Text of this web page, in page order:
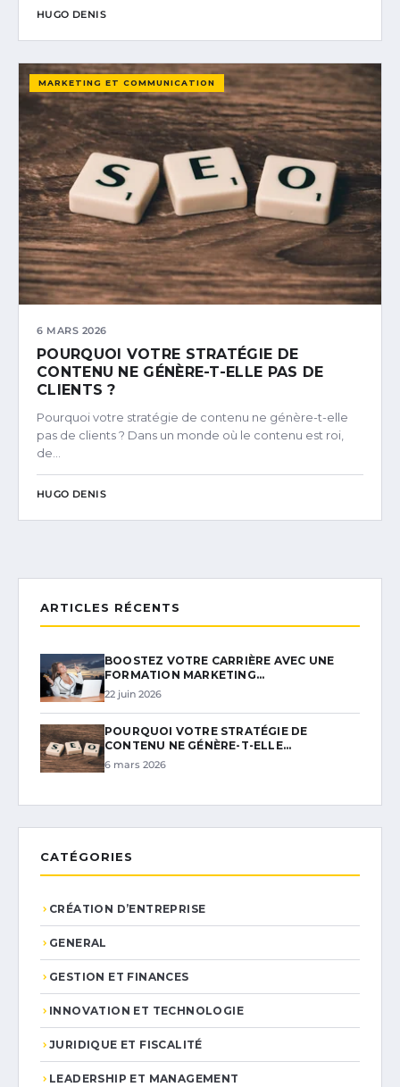
HUGO DENIS
MARKETING ET COMMUNICATION
6 MARS 2026
POURQUOI VOTRE STRATÉGIE DE
CONTENU NE GÉNÈRE-T-ELLE PAS DE
CLIENTS ?
Pourquoi votre stratégie de contenu ne génère-t-elle
pas de clients ? Dans un monde où le contenu est roi,
de…
HUGO DENIS
ARTICLES RÉCENTS
BOOSTEZ VOTRE CARRIÈRE AVEC UNE
FORMATION MARKETING…
22 juin 2026
POURQUOI VOTRE STRATÉGIE DE
CONTENU NE GÉNÈRE-T-ELLE…
6 mars 2026
CATÉGORIES
CRÉATION D’ENTREPRISE
GENERAL
GESTION ET FINANCES
INNOVATION ET TECHNOLOGIE
JURIDIQUE ET FISCALITÉ
LEADERSHIP ET MANAGEMENT